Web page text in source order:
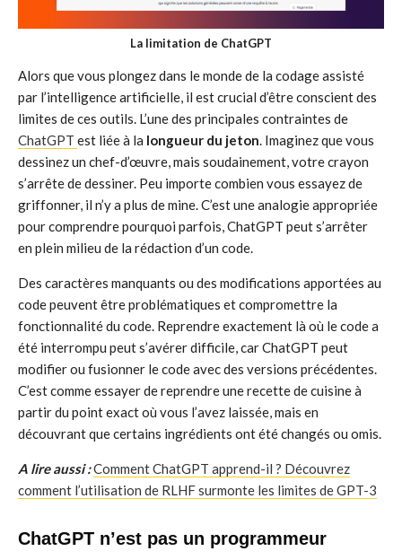
La limitation de ChatGPT
Alors que vous plongez dans le monde de la codage assisté
par l’intelligence artificielle, il est crucial d’être conscient des
limites de ces outils. L’une des principales contraintes de
ChatGPT est liée à la longueur du jeton. Imaginez que vous
dessinez un chef-d’œuvre, mais soudainement, votre crayon
s’arrête de dessiner. Peu importe combien vous essayez de
griffonner, il n’y a plus de mine. C’est une analogie appropriée
pour comprendre pourquoi parfois, ChatGPT peut s’arrêter
en plein milieu de la rédaction d’un code.
Des caractères manquants ou des modifications apportées au
code peuvent être problématiques et compromettre la
fonctionnalité du code. Reprendre exactement là où le code a
été interrompu peut s’avérer difficile, car ChatGPT peut
modifier ou fusionner le code avec des versions précédentes.
C’est comme essayer de reprendre une recette de cuisine à
partir du point exact où vous l’avez laissée, mais en
découvrant que certains ingrédients ont été changés ou omis.
A lire aussi :Comment ChatGPT apprend-il ? Découvrez
comment l’utilisation de RLHF surmonte les limites de GPT-3
ChatGPT n’est pas un programmeur